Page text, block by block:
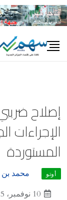
Skip
to
إصلاح
الإجراءات
المستوردة
أوتو
محمد
10 نوفمبر، 2025